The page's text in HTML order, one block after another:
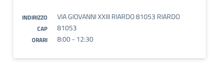
INDIRIZZO VIA GIOVANNI XXIII RIARDO 81053 RIARDO
CAP 81053
ORARI 8:00 - 12:30